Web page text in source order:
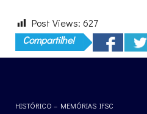
Post Views: 627
Compartilhe!
HISTÓRICO – MEMÓRIAS IFSC